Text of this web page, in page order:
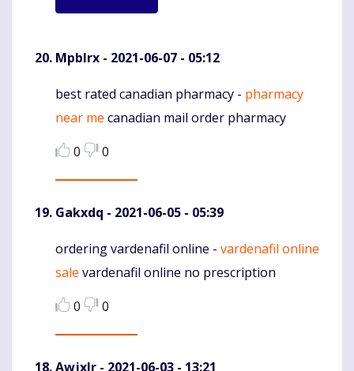
Mpblrx - 2021-06-07 - 05:12
Komentaras
best rated canadian pharmacy - pharmacy
near me canadian mail order pharmacy
0
0
Gakxdq - 2021-06-05 - 05:39
Komentaras
ordering vardenafil online - vardenafil online
sale vardenafil online no prescription
0
0
Awjxlr - 2021-06-03 - 13:21